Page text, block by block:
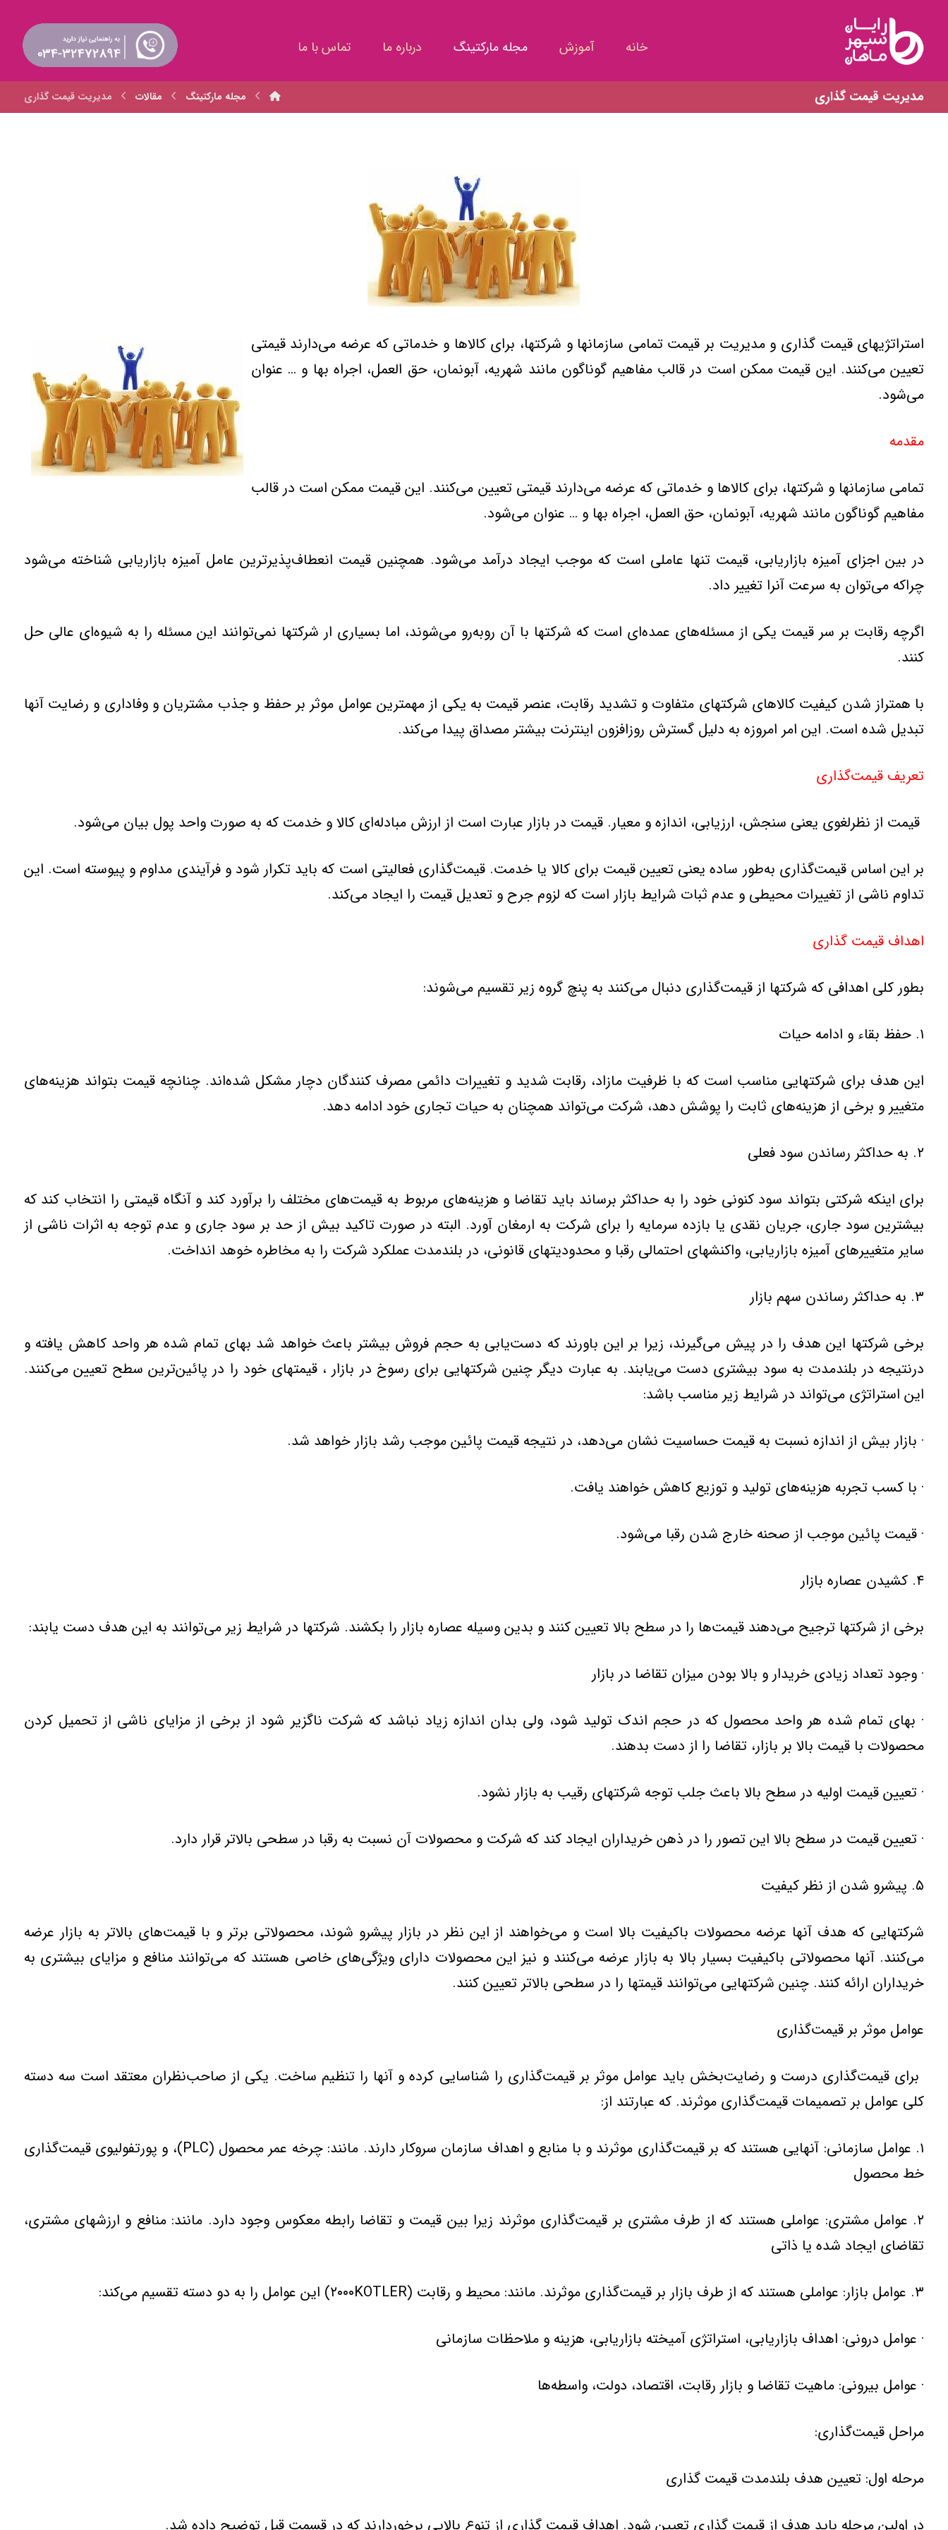
خانه آموزش مجله مارکتینگ درباره ما تماس با ما
مدیریت قیمت گذاری مجله مارکتینگ مقالات مدیریت قیمت گذاری
استراتژیهای قیمت گذاری و مدیریت بر قیمت تمامی سازمانها و شركتها، برای كالاها و خدماتی كه عرضه می‌دارند قیمتی
تعیین می‌كنند. این قیمت ممكن است در قالب مفاهیم گوناگون مانند شهریه، آبونمان، حق العمل، اجراه بها و … عنوان
می‌شود.
مقدمه
تمامی سازمانها و شركتها، برای كالاها و خدماتی كه عرضه می‌دارند قیمتی تعیین می‌كنند. این قیمت ممكن است در قالب
مفاهیم گوناگون مانند شهریه، آبونمان، حق العمل، اجراه بها و … عنوان می‌شود.
در بین اجزای آمیزه بازاریابی، قیمت تنها عاملی است كه موجب ایجاد درآمد می‌شود. همچنین قیمت انعطاف‌‌پذیرترین عامل آمیزه بازاریابی شناخته می‌شود
چراكه می‌توان به سرعت آنرا تغییر داد.
اگرچه رقابت بر سر قیمت یكی از مسئله‌های عمده‌ای است كه شركتها با آن روبه‌رو می‌شوند، اما بسیاری ار شركتها نمی‌توانند این مسئله را به شیوه‌ای عالی حل
كنند.
با همتراز شدن‌ كیفیت‌ كالاهای‌ شركتهای‌ متفاوت‌ و تشدید رقابت، عنصر قیمت‌ به‌ یكی‌ از مهمترین‌ عوامل‌ موثر بر حفظ‌ و جذب‌ مشتریان‌ و وفاداری‌ و رضایت‌ آنها
تبدیل‌ شده‌ است. این‌ امر امروزه‌ به ‌دلیل‌ گسترش‌ روزافزون‌ اینترنت‌ بیشتر مصداق‌ پیدا می‌كند.
تعریف قیمت‌گذاری‌
‌ قیمت از نظرلغوی یعنی سنجش، ارزیابی، اندازه و معیار. قیمت در بازار عبارت است از ارزش مبادله‌ای كالا و خدمت كه به صورت واحد پول بیان می‌شود.
بر این اساس ‌قیمت‌گذاری‌ به‌طور ساده‌ یعنی‌ تعیین‌ قیمت‌ برای‌ كالا یا خدمت‌. قیمت‌گذاری‌ فعالیتی‌ است‌ كه‌ باید تكرار شود و فرآیندی‌ مداوم‌ و پیوسته‌ است. این‌
تداوم‌ ناشی‌ از تغییرات‌ محیطی‌ و عدم‌ ثبات‌ شرایط‌ بازار است‌ كه‌ لزوم‌ جرح‌ و تعدیل‌ قیمت‌ را ایجاد می‌كند.
اهداف قیمت گذاری
بطور كلی اهدافی كه شركتها از قیمت‌گذاری دنبال می‌كنند به پنچ گروه زیر تقسیم می‌شوند:
۱. حفظ بقاء و ادامه حیات
این هدف برای شركتهایی مناسب است كه با ظرفیت مازاد، رقابت شدید و تغییرات دائمی مصرف كنندگان دچار مشكل شده‌اند. چنانچه قیمت بتواند هزینه‌های
متغییر و برخی از هزینه‌های ثابت را پوشش دهد، شركت می‌تواند همچنان به حیات تجاری خود ادامه دهد.
۲. به حداكثر رساندن سود فعلی
برای اینكه شركتی بتواند سود كنونی خود را به حداكثر برساند باید تقاضا و هزینه‌های مربوط به قیمت‌های مختلف را برآورد كند و آنگاه قیمتی را انتخاب كند كه
بیشترین سود جاری، جریان نقدی یا بازده سرمایه را برای شركت به ارمغان آورد. البته در صورت تاكید بیش از حد بر سود جاری و عدم توجه به اثرات ناشی از
سایر متغییرهای آمیزه بازاریابی، واكنشهای احتمالی رقبا و محدودیتهای قانونی، در بلندمدت عملكرد شركت را به مخاطره خوهد انداخت.
۳. به حداكثر رساندن سهم بازار
برخی شركتها این هدف را در پیش می‌گیرند، زیرا بر این باورند كه دست‌یابی به حجم فروش بیشتر باعث خواهد شد بهای تمام شده هر واحد كاهش یافته و
درنتیجه در بلندمدت به سود بیشتری دست می‌یابند. به عبارت دیگر چنین شركتهایی برای رسوخ در بازار ، قیمتهای خود را در پائین‌ترین سطح تعیین می‌كنند.
این استراتژی می‌تواند در شرایط زیر مناسب باشد:
· بازار بیش از اندازه نسبت به قیمت حساسیت نشان می‌دهد، در نتیجه قیمت پائین موجب رشد بازار خواهد شد.
· با كسب تجربه هزینه‌های تولید و توزیع كاهش خواهند یافت.
· قیمت پائین موجب از صحنه خارج شدن رقبا می‌شود.
۴. كشیدن عصاره بازار
برخی از شركتها ترجیح می‌دهند قیمت‌ها را در سطح بالا تعیین كنند و بدین وسیله عصاره بازار را بكشند. شركتها در شرایط زیر می‌توانند به این هدف دست یابند:
· وجود تعداد زیادی خریدار و بالا بودن میزان تقاضا در بازار
· بهای تمام شده هر واحد محصول كه در حجم اندك تولید شود، ولی بدان اندازه زیاد نباشد كه شركت ناگزیر شود از برخی از مزایای ناشی از تحمیل كردن
محصولات با قیمت بالا بر بازار، تقاضا را از دست بدهند.
· تعیین قیمت اولیه در سطح بالا باعث جلب توجه شركتهای رقیب به بازار نشود.
· تعیین قیمت در سطح بالا این تصور را در ذهن خریداران ایجاد كند كه شركت و محصولات آن نسبت به رقبا در سطحی بالاتر قرار دارد.
۵. پیشرو شدن از نظر كیفیت
شركتهایی كه هدف آنها عرضه محصولات باكیفیت بالا است و می‌خواهند از این نظر در بازار پیشرو شوند، محصولاتی برتر و با قیمت‌های بالاتر به بازار عرضه
می‌كنند. آنها محصولاتی باكیفیت بسیار بالا به بازار عرضه می‌كنند و نیز این محصولات دارای ویژگی‌های خاصی هستند كه می‌توانند منافع و مزایای بیشتری به
خریداران ارائه كنند. چنین شركتهایی می‌توانند قیمتها را در سطحی بالاتر تعیین كنند.
عوامل‌ موثر بر قیمت‌گذاری‌
‌ ‌برای‌ قیمت‌گذاری‌ درست‌ و رضایت‌بخش‌ باید عوامل‌ موثر بر قیمت‌گذاری‌ را شناسایی‌ كرده‌ و آنها را تنظیم‌ ساخت. یكی‌ از صاحب‌نظران‌ معتقد است‌ سه‌ دسته‌
كلی‌ عوامل‌ بر تصمیمات‌ قیمت‌گذاری‌ موثرند. كه‌ عبارتند از:
۱. عوامل‌ سازمانی: آنهایی‌ هستند كه‌ بر قیمت‌گذاری‌ موثرند و با منابع‌ و اهداف‌ سازمان‌ سروكار دارند. مانند: چرخه‌ عمر محصول (‌PLC)، و پورتفولیوی‌ قیمت‌گذاری‌
خط‌ محصول‌
۲. عوامل‌ مشتری: عواملی‌ هستند كه‌ از طرف‌ مشتری‌ بر قیمت‌گذاری‌ موثرند زیرا بین‌ قیمت‌ و تقاضا رابطه‌ معكوس‌ وجود دارد. مانند: منافع‌ و ارزشهای‌ مشتری،
تقاضای‌ ایجاد شده‌ یا ذاتی‌
۳. عوامل‌ بازار: عواملی‌ هستند كه‌ از طرف‌ بازار بر قیمت‌گذاری‌ موثرند. مانند: محیط‌ و رقابت‌ (۲۰۰۰KOTLER) این‌ عوامل‌ را به‌ دو دسته‌ تقسیم‌ می‌كند:
· عوامل‌ درونی: اهداف‌ بازاریابی، استراتژی‌ آمیخته‌ بازاریابی، هزینه‌ و ملاحظات‌ سازمانی
· عوامل‌ بیرونی: ماهیت‌ تقاضا و بازار رقابت، اقتصاد، دولت، واسطه‌ها
مراحل قیمت‌گذاری:
مرحله اول: تعیین هدف بلندمدت قیمت گذاری
در اولین مرحله باید هدف از قیمت گذاری تعیین شود. اهداف قیمت گذاری از تنوع بالایی برخوردارند كه در قسمت قبل توضیح داده شد.